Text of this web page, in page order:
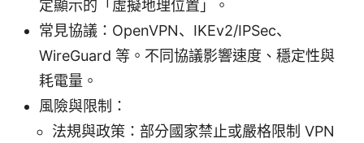
定顯示的「虛擬地理位置」。
常見協議：OpenVPN、IKEv2/IPSec、
WireGuard 等。不同協議影響速度、穩定性與
耗電量。
風險與限制：
法規與政策：部分國家禁止或嚴格限制 VPN